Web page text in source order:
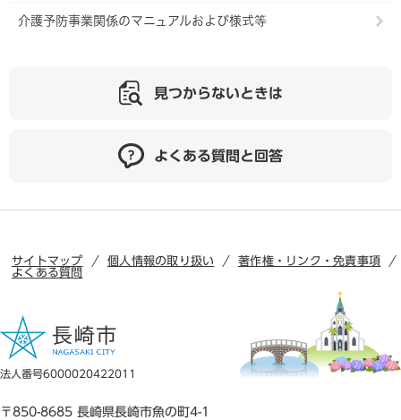
介護予防事業関係のマニュアルおよび様式等
見つからないときは
よくある質問と回答
サイトマップ 個人情報の取り扱い
著作権・リンク・免責事項
よくある質問
法人番号6000020422011
〒850-8685 長崎県長崎市魚の町4-1